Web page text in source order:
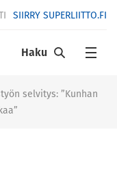
SIIRRY SUPERLIITTO.FI
Haku
selvitys: ”Kunhan